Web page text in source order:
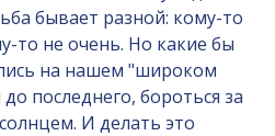
бывает разной: кому-то
то не очень. Но какие бы
на нашем "широком
последнего, бороться за
И делать это